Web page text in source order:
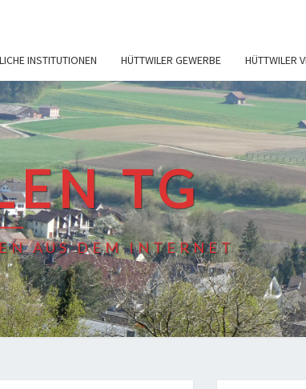
INSTITUTIONEN HÜTTWILER GEWERBE HÜTTWILER
TG
AUS DEM INTERNET